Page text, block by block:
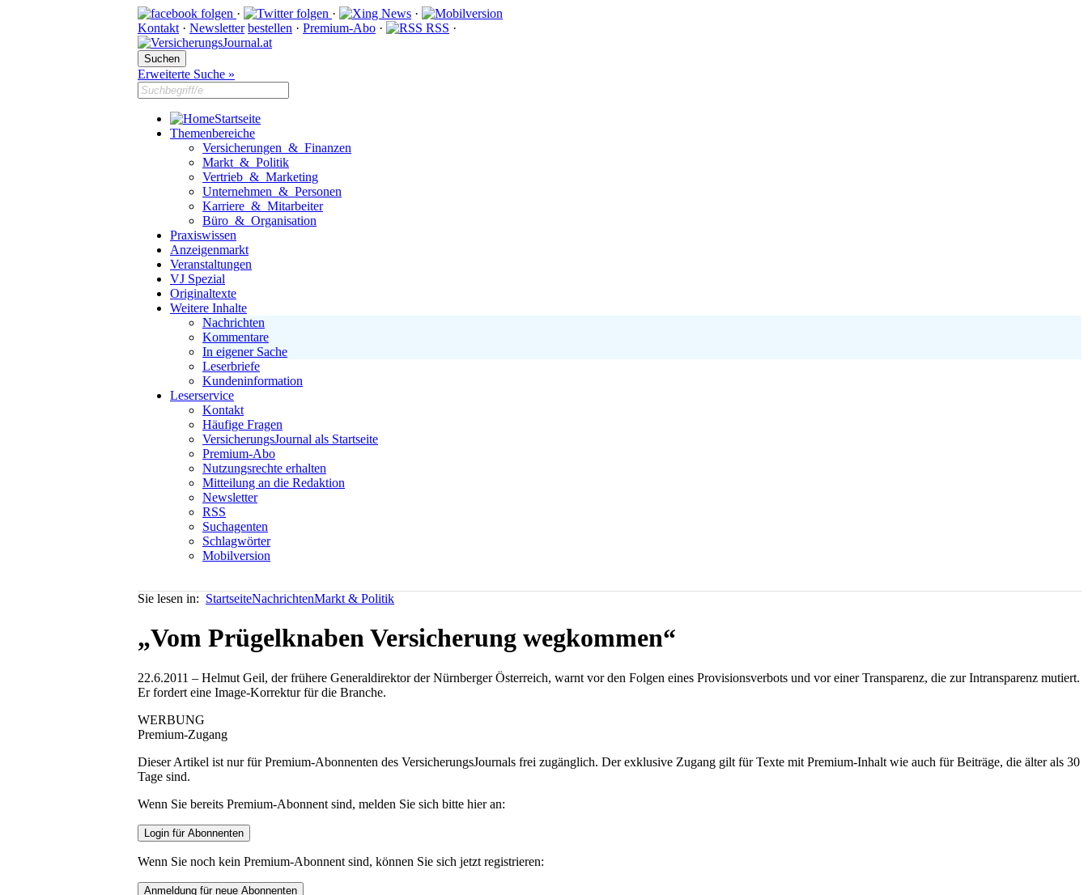
· ·
·
Kontakt · Newsletter bestellen · Premium-Abo · RSS ·
Erweiterte Suche »
Startseite
Themenbereiche
Versicherungen & Finanzen
Markt & Politik
Vertrieb & Marketing
Unternehmen & Personen
Karriere & Mitarbeiter
Büro & Organisation
Praxiswissen
Anzeigenmarkt
Veranstaltungen
VJ Spezial
Originaltexte
Weitere Inhalte
Nachrichten
Kommentare
In eigener Sache
Leserbriefe
Kundeninformation
Leserservice
Kontakt
Häufige Fragen
VersicherungsJournal als Startseite
Premium-Abo
Nutzungsrechte erhalten
Mitteilung an die Redaktion
Newsletter
RSS
Suchagenten
Schlagwörter
Mobilversion
Sie lesen in: StartseiteNachrichtenMarkt & Politik
„Vom Prügelknaben Versicherung wegkommen“
22.6.2011 – Helmut Geil, der frühere Generaldirektor der Nürnberger Österreich, warnt vor den Folgen eines Provisionsverbots und vor einer Transparenz, die zur Intransparenz mutiert.
Er fordert eine Image-Korrektur für die Branche.
WERBUNG
Premium-Zugang
Dieser Artikel ist nur für Premium-Abonnenten des VersicherungsJournals frei zugänglich. Der exklusive Zugang gilt für Texte mit Premium-Inhalt wie auch für Beiträge, die älter als 30
Tage sind.
Wenn Sie bereits Premium-Abonnent sind, melden Sie sich bitte hier an:
Wenn Sie noch kein Premium-Abonnent sind, können Sie sich jetzt registrieren: